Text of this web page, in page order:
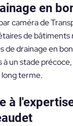
en
caméra de
de
de drainage en
un stade
long terme.
à